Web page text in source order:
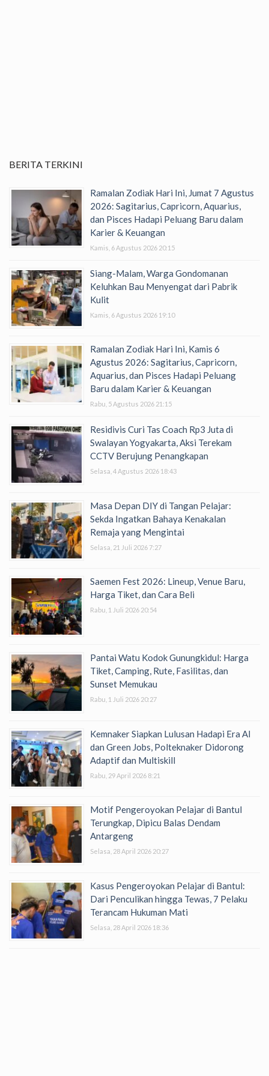
BERITA TERKINI
Ramalan Zodiak Hari Ini, Jumat 7 Agustus
2026: Sagitarius, Capricorn, Aquarius,
dan Pisces Hadapi Peluang Baru dalam
Karier & Keuangan
Kamis, 6 Agustus 2026 20:15
Siang-Malam, Warga Gondomanan
Keluhkan Bau Menyengat dari Pabrik
Kulit
Kamis, 6 Agustus 2026 19:10
Ramalan Zodiak Hari Ini, Kamis 6
Agustus 2026: Sagitarius, Capricorn,
Aquarius, dan Pisces Hadapi Peluang
Baru dalam Karier & Keuangan
Rabu, 5 Agustus 2026 21:15
Residivis Curi Tas Coach Rp3 Juta di
Swalayan Yogyakarta, Aksi Terekam
CCTV Berujung Penangkapan
Selasa, 4 Agustus 2026 18:43
Masa Depan DIY di Tangan Pelajar:
Sekda Ingatkan Bahaya Kenakalan
Remaja yang Mengintai
Selasa, 21 Juli 2026 7:27
Saemen Fest 2026: Lineup, Venue Baru,
Harga Tiket, dan Cara Beli
Rabu, 1 Juli 2026 20:54
Pantai Watu Kodok Gunungkidul: Harga
Tiket, Camping, Rute, Fasilitas, dan
Sunset Memukau
Rabu, 1 Juli 2026 20:27
Kemnaker Siapkan Lulusan Hadapi Era AI
dan Green Jobs, Polteknaker Didorong
Adaptif dan Multiskill
Rabu, 29 April 2026 8:21
Motif Pengeroyokan Pelajar di Bantul
Terungkap, Dipicu Balas Dendam
Antargeng
Selasa, 28 April 2026 20:27
Kasus Pengeroyokan Pelajar di Bantul:
Dari Penculikan hingga Tewas, 7 Pelaku
Terancam Hukuman Mati
Selasa, 28 April 2026 18:36